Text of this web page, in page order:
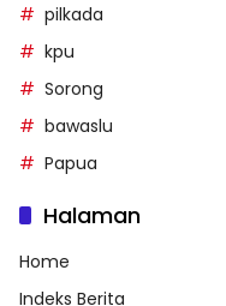
pilkada
kpu
Sorong
bawaslu
Papua
Halaman
Home
Indeks Berita